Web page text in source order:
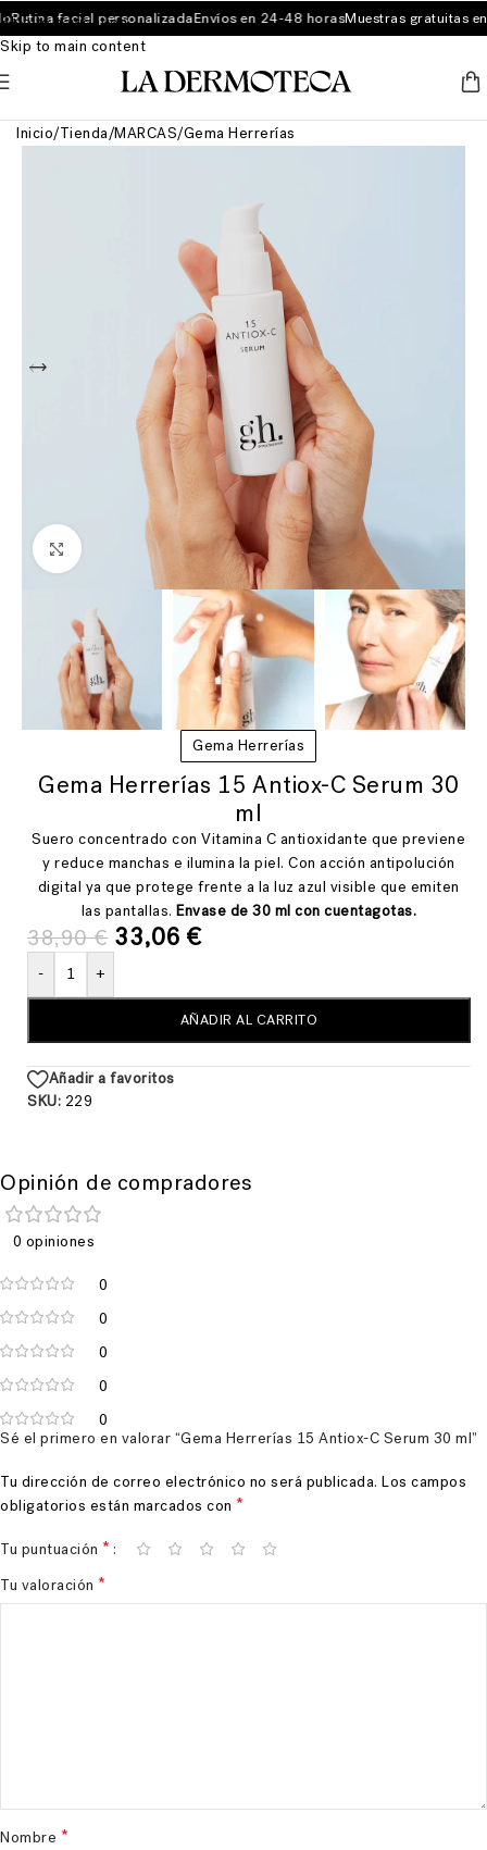
Skip to navigation
Skip to main content
facial personalizadaEnvíos en 24-48 horasMuestras gratuitas en
Inicio/Tienda/MARCAS/Gema Herrerías
Ver más grande
Gema Herrerías
Gema Herrerías 15 Antiox-C Serum 30
ml
Suero concentrado con Vitamina C antioxidante que previene
y reduce manchas e ilumina la piel. Con acción antipolución
digital ya que protege frente a la luz azul visible que emiten
las pantallas.Envase de 30 ml con cuentagotas.
38,90€ 33,06 €
- +
AÑADIR AL CARRITO
Añadir a favoritos
SKU: 229
Opinión de compradores
0 opiniones
0
0
0
0
0
Sé el primero en valorar “Gema Herrerías 15 Antiox-C Serum 30 ml”
Tu dirección de correo electrónico no será publicada. Los campos
obligatorios están marcados con *
Tu puntuación *
Tu valoración *
Nombre *